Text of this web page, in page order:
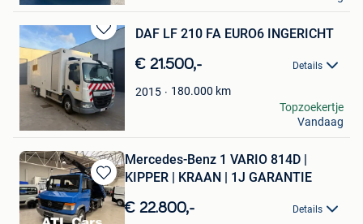
Bewaren
in
Mijn
Favorieten
DAF LF 210 FA EURO6 INGERICHT
€ 21.500,- Details
2015 180.000 km
Zele+Deel Lokeren
Topzoekertje
Vandaag
Bewaren
in
Mijn
Mercedes-Benz 1 VARIO 814D |
KIPPER | KRAAN | 1J GARANTIE
€ 22.800,- Details